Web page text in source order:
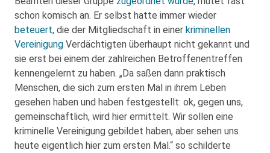
schon komisch an. Er selbst hatte immer wieder
beteuert, die der Mitgliedschaft in einer kriminellen
Vereinigung Verdächtigten überhaupt nicht gekannt und
sie erst bei einem der zahlreichen Betroffenentreffen
kennengelernt zu haben. „Da saßen dann praktisch
Menschen, die sich zum ersten Mal in ihrem Leben
gesehen haben und haben festgestellt: ok, gegen uns,
gemeinschaftlich, wird hier ermittelt. Wir sollen eine
kriminelle Vereinigung gebildet haben, aber sehen uns
heute eigentlich hier zum ersten Mal.“ so schilderte